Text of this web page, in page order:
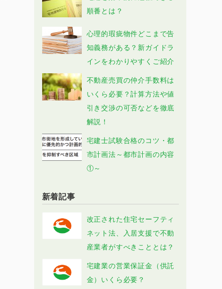
順番とは？
心理的瑕疵物件どこまで告
知義務がある？新ガイドラ
インをわかりやすくご紹介
不動産売買の仲介手数料は
いくら必要？計算方法や値
引き交渉の可否などを徹底
解説！
宅建士試験合格のコツ・都
市計画法～都市計画の内容
①～
新着記事
改正された住宅セーフティ
ネット法、入居支援で不動
産業者がすべきこととは？
宅建業の営業保証金（供託
金）いくら必要？